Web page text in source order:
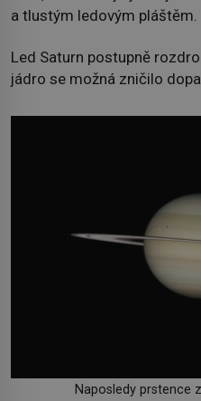
a tlustým ledovým pláštěm.
Led Saturn postupně
jádro se možná zničilo
Naposledy prstence